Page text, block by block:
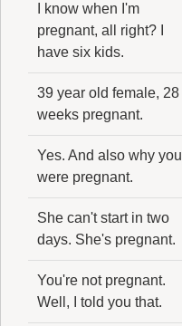
I know when I'm
pregnant, all right? I
have six kids.
39 year old female, 28
weeks pregnant.
Yes. And also why you
were pregnant.
She can't start in two
days. She's pregnant.
You're not pregnant.
Well, I told you that.